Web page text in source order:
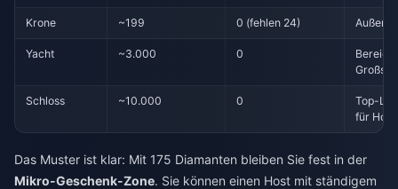
Krone ~199 0 (fehlen 24) Außer
Yacht ~3.000 0
Bereich
Schloss ~10.000 0
Top-
für
Das Muster ist klar: Mit 175 Diamanten bleiben Sie fest in der
Mikro-Geschenk-Zone. Sie können einen Host mit ständigem